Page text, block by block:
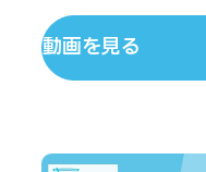
動画を見る